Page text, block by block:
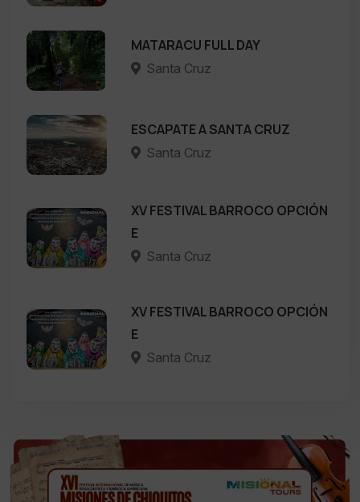
MATARACU FULL DAY
Santa Cruz
ESCAPATE A SANTA CRUZ
Santa Cruz
XV FESTIVAL BARROCO OPCIÓN
E
Santa Cruz
XV FESTIVAL BARROCO OPCIÓN
E
Santa Cruz